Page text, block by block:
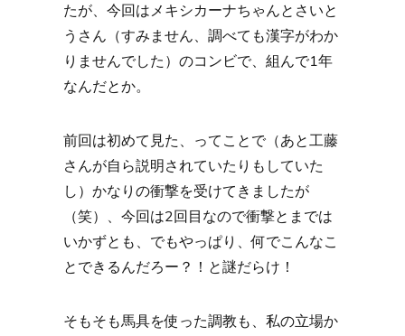
たが、今回はメキシカーナちゃんとさいと
うさん（すみません、調べても漢字がわか
りませんでした）のコンビで、組んで1年
なんだとか。
前回は初めて見た、ってことで（あと工藤
さんが自ら説明されていたりもしていた
し）かなりの衝撃を受けてきましたが
（笑）、今回は2回目なので衝撃とまでは
いかずとも、でもやっぱり、何でこんなこ
とできるんだろー？！と謎だらけ！
そもそも馬具を使った調教も、私の立場か